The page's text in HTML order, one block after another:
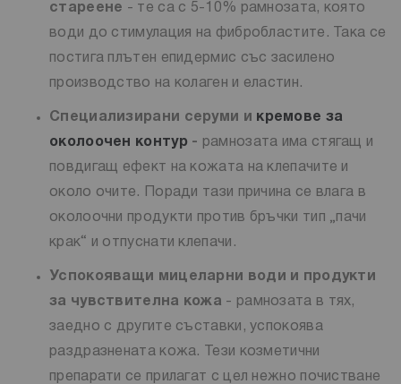
стареене - те са с 5-10% рамнозата, която
води до стимулация на фибробластите. Така се
постига плътен епидермис със засилено
производство на колаген и еластин.
Специализирани серуми и кремове за
околоочен контур - рамнозата има стягащ и
повдигащ ефект на кожата на клепачите и
около очите. Поради тази причина се влага в
околоочни продукти против бръчки тип „пачи
крак“ и отпуснати клепачи.
Успокояващи мицеларни води и продукти
за чувствителна кожа - рамнозата в тях,
заедно с другите съставки, успокоява
раздразнената кожа. Тези козметични
препарати се прилагат с цел нежно почистване